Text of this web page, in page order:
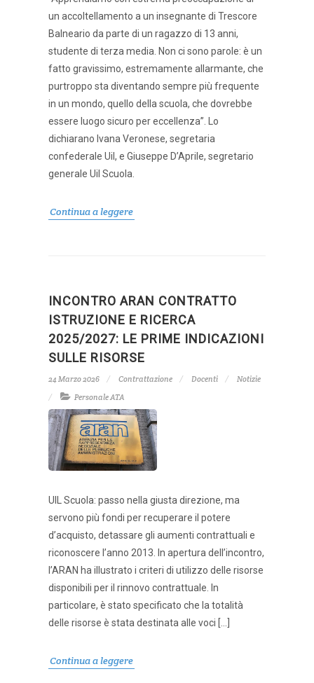
un accoltellamento a un insegnante di Trescore
Balneario da parte di un ragazzo di 13 anni,
studente di terza media. Non ci sono parole: è un
fatto gravissimo, estremamente allarmante, che
purtroppo sta diventando sempre più frequente
in un mondo, quello della scuola, che dovrebbe
essere luogo sicuro per eccellenza”. Lo
dichiarano Ivana Veronese, segretaria
confederale Uil, e Giuseppe D’Aprile, segretario
generale Uil Scuola.
Continua a leggere
INCONTRO ARAN CONTRATTO
ISTRUZIONE E RICERCA
2025/2027: LE PRIME INDICAZIONI
SULLE RISORSE
24 Marzo 2026 Contrattazione Docenti
Notizie
Personale ATA
UIL Scuola: passo nella giusta direzione, ma
servono più fondi per recuperare il potere
d’acquisto, detassare gli aumenti contrattuali e
riconoscere l’anno 2013. In apertura dell’incontro,
l’ARAN ha illustrato i criteri di utilizzo delle risorse
disponibili per il rinnovo contrattuale. In
particolare, è stato specificato che la totalità
delle risorse è stata destinata alle voci […]
Continua a leggere